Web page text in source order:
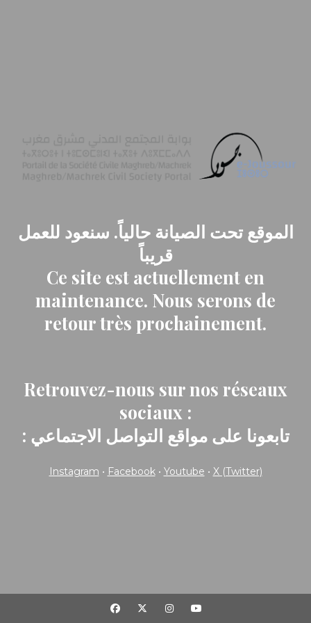
الموقع تحت الصيانة حالياً. سنعود للعمل
قريباً
Ce site est actuellement en
maintenance. Nous serons de
retour très prochainement.
Retrouvez-nous sur nos réseaux
sociaux :
: تابعونا على مواقع التواصل الاجتماعي
Instagram • Facebook• Youtube • X (Twitter)